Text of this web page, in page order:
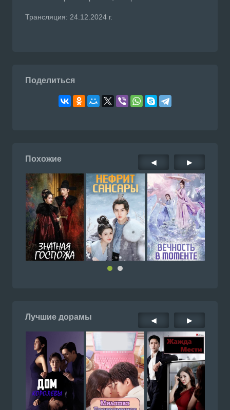
Трансляция: 24.12.2024 г.
Поделиться
Похожие ◀ ▶
Лучшие дорамы ◀ ▶